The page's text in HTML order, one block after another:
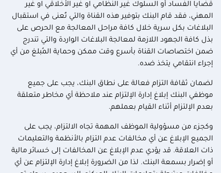
قضايا الفساد أو السلوك غير النظامي او غير الأخلاقي او غير
المهني، فقد قام البنك بتوفير هذه القناة والتي تُعنى في استقبال
البلاغات بكل سرية خلال كافة مراحل المعالجة مع الحرص على
بذل كافة الجهود اللازمة لمعالجة البلاغات الواردة والتي تندرج
ضمن اختصاصات القناة بأسرع وقت ممكن وحماية المُبلغ من أي
إجراء انتقامي يتخذ ضده.
لضمان ثقافة التزام فعالة على نطاق البنك، يجب على جميع
موظفي البنك إبلاغ إدارة الإلتزام عند ملاحظة أي مخاطر متعلقة
بعدم الإلتزام أثناء القيام بعملهم.
وكجزء من مسؤولية الموظف المهمة تجاه الالتزام، يجب على
الجميع الإبلاغ عن أي مخالفات عدم التزام بالأنظمة والتعليمات
ذات العلاقة. قد يؤدي عدم الإبلاغ عن المخالفات إلى خسائر مالية
أو إضرار بسمعة البنك. لذا من الضرورة إبلاغ إدارة الإلتزام عن أي